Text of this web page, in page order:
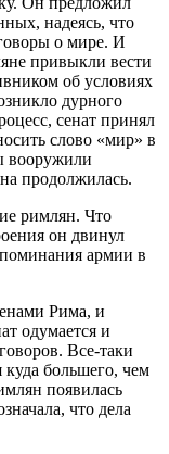
надеясь, что
о мире. И
привыкли вести
об условиях
дурного
сенат принял
слово «мир» в
вооружили
продолжилась.
римлян. Что
он двинул
армии в
Рима, и
одумается и
Все-таки
большего, чем
появилась
что дела